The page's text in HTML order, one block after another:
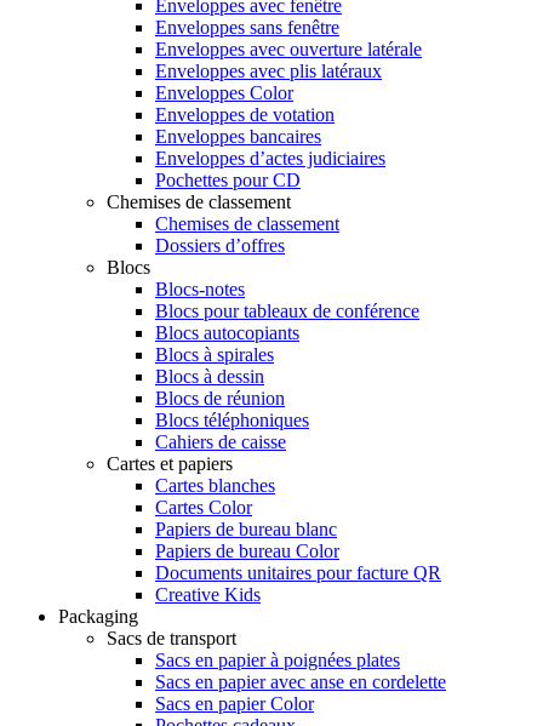
Enveloppes avec fenêtre
Enveloppes sans fenêtre
Enveloppes avec ouverture latérale
Enveloppes avec plis latéraux
Enveloppes Color
Enveloppes de votation
Enveloppes bancaires
Enveloppes d’actes judiciaires
Pochettes pour CD
Chemises de classement
Chemises de classement
Dossiers d’offres
Blocs
Blocs-notes
Blocs pour tableaux de conférence
Blocs autocopiants
Blocs à spirales
Blocs à dessin
Blocs de réunion
Blocs téléphoniques
Cahiers de caisse
Cartes et papiers
Cartes blanches
Cartes Color
Papiers de bureau blanc
Papiers de bureau Color
Documents unitaires pour facture QR
Creative Kids
Packaging
Sacs de transport
Sacs en papier à poignées plates
Sacs en papier avec anse en cordelette
Sacs en papier Color